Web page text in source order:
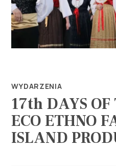
Odkryj
Destynacja
Info
Multimedia
WYDARZENIA
17th DAYS
ECO ETHNO
ISLAND